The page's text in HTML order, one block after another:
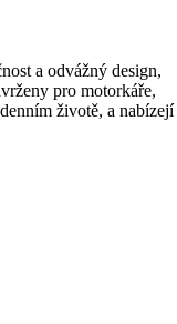
a odvážný design,
pro motorkáře,
životě, a nabízejí